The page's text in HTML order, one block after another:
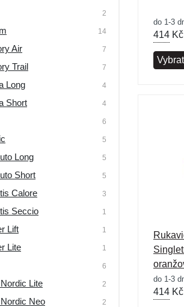
2
14
Air 7
Trail 7
Long 4
Short 4
6
5
Long 5
Short 5
Calore 3
Seccio 1
Lift 1
Lite 1
6
Lite 2
Neo 2
do 1-3
414 Kč
do 1-3
414 Kč